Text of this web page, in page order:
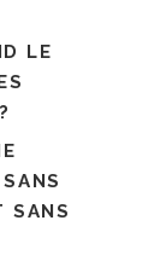
LE
SANS